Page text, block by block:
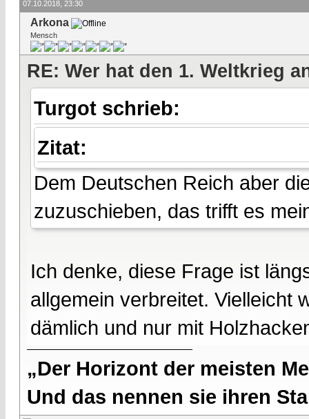
07.10.2018, 23:30
Arkona
Mensch
RE: Wer hat den 1. Weltkrieg
Turgot schrieb:
Zitat:
Dem Deutschen Reich aber
zuzuschieben, das trifft es
Ich denke, diese Frage ist
allgemein verbreitet. Vielleicht
dämlich und nur mit
„Der Horizont der meisten
Und das nennen sie ihren